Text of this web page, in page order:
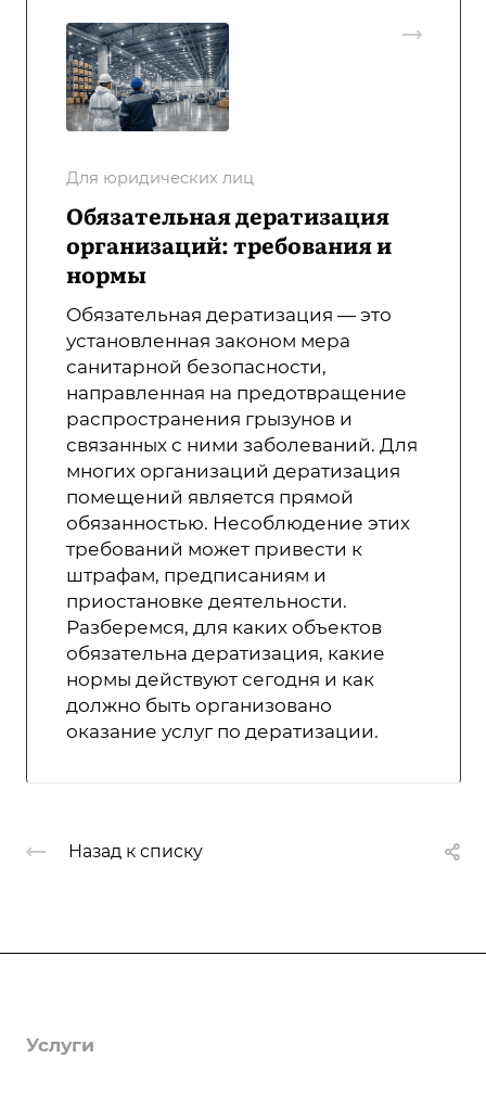
Для юридических лиц
Обязательная дератизация
организаций: требования и
нормы
Обязательная дератизация — это
установленная законом мера
санитарной безопасности,
направленная на предотвращение
распространения грызунов и
связанных с ними заболеваний. Для
многих организаций дератизация
помещений является прямой
обязанностью. Несоблюдение этих
требований может привести к
штрафам, предписаниям и
приостановке деятельности.
Разберемся, для каких объектов
обязательна дератизация, какие
нормы действуют сегодня и как
должно быть организовано
оказание услуг по дератизации.
Назад к списку
О компании
Услуги